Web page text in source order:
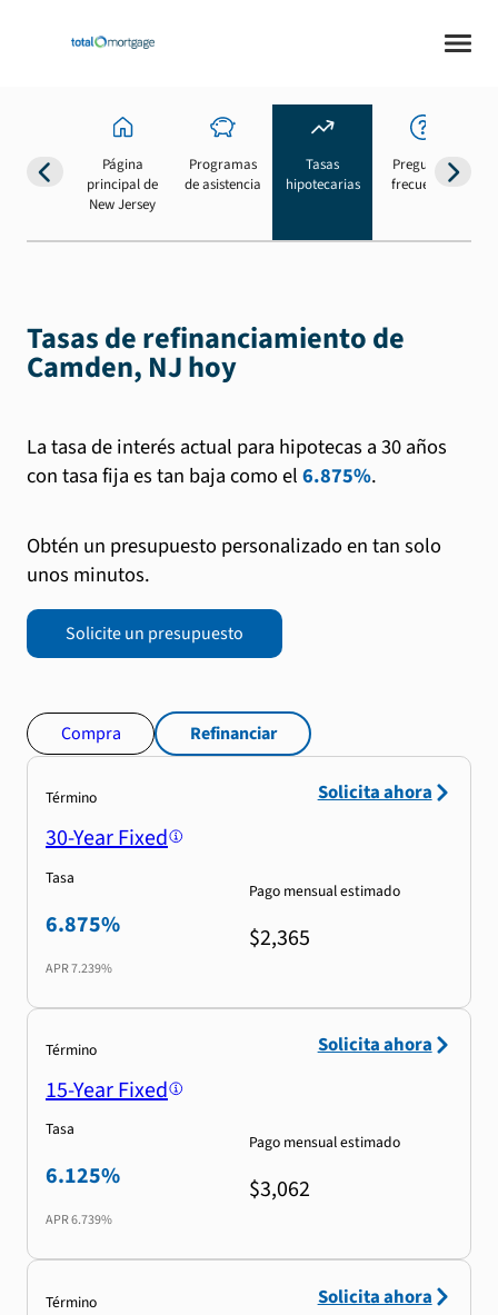
Página
principal de
New Jersey
Programas
de asistencia
Tasas
hipotecarias
Preguntas
frecuentes
Tasas de refinanciamiento de
Camden, NJ hoy
La tasa de interés actual para hipotecas a 30 años
con tasa fija es tan baja como el6.875%.
Obtén un presupuesto personalizado en tan solo
unos minutos.
Solicite un presupuesto
Compra Refinanciar
Término
30-Year Fixed
Tasa
6.875%
APR7.239%
Pago mensual estimado
$2,365
Solicita ahora
Término
15-Year Fixed
Tasa
6.125%
APR6.739%
Pago mensual estimado
$3,062
Solicita ahora
Término Solicita ahora